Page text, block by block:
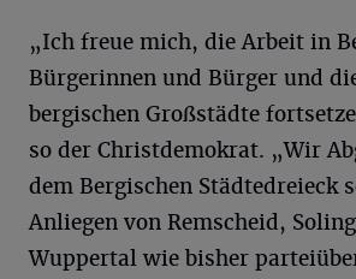
„Ich freue mich, die Arbeit in
Bürgerinnen und Bürger und
bergischen Großstädte
so der Christdemokrat. „Wir
dem Bergischen Städtedreieck
Anliegen von Remscheid,
Wuppertal wie bisher